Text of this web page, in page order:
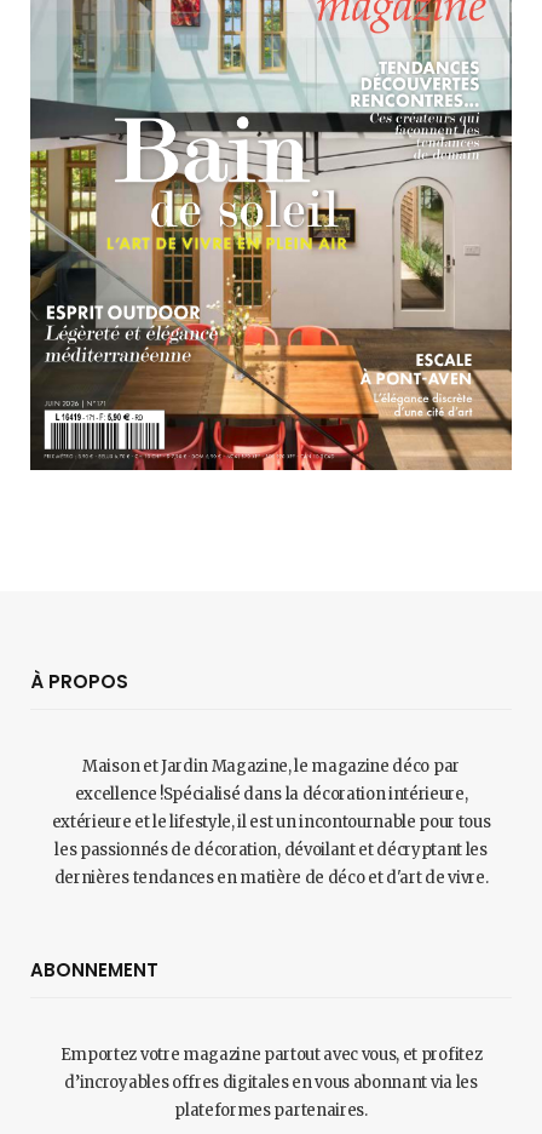
À PROPOS
Maison et Jardin Magazine, le magazine déco par
excellence !Spécialisé dans la décoration intérieure,
extérieure et le lifestyle, il est un incontournable pour tous
les passionnés de décoration, dévoilant et décryptant les
dernières tendances en matière de déco et d'art de vivre.
ABONNEMENT
Emportez votre magazine partout avec vous, et profitez
d’incroyables offres digitales en vous abonnant via les
plateformes partenaires.